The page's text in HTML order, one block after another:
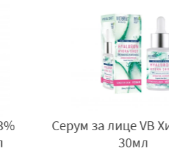
Серум за лице SKC Biotics
бисерен 30мл